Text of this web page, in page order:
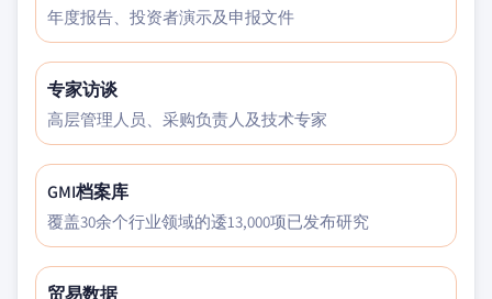
年度报告、投资者演示及申报文件
专家访谈
高层管理人员、采购负责人及技术专家
GMI档案库
覆盖30余个行业领域的逶13,000项已发布研究
贸易数据